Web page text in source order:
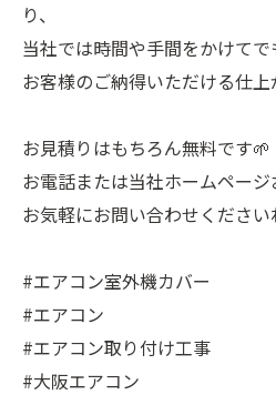
り、
当社では時間や手間をかけてで
お客様のご納得いただける仕
お見積りはもちろん無料です🌱
お電話または当社ホームペー
お気軽にお問い合わせください
#エアコン室外機カバー
#エアコン
#エアコン取り付け工事
#大阪エアコン